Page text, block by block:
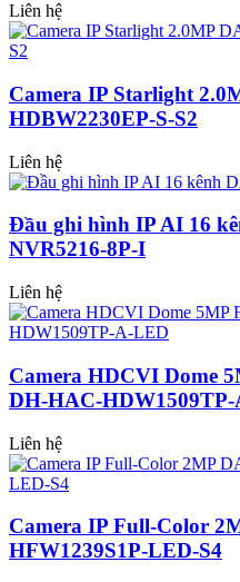
Liên hệ
Camera IP Starlight
HDBW2230EP-S-S2
Liên hệ
Đầu ghi hình IP AI 16
NVR5216-8P-I
Liên hệ
Camera HDCVI Dome
DH-HAC-
Liên hệ
Camera IP Full-Color
HFW1239S1P-LED-S4